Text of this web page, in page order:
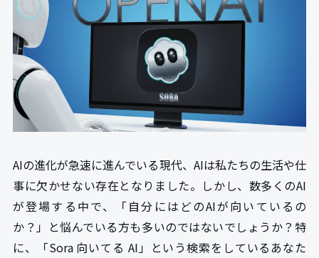
AIの進化が急速に進んでいる現代、AIは私たちの生活や仕
事に欠かせない存在となりました。しかし、数多くのAI
が登場する中で、「自分にはどのAIが向いているの
か？」と悩んでいる方も多いのではないでしょうか？特
に、「Sora 向いてる AI」という検索をしているあなた